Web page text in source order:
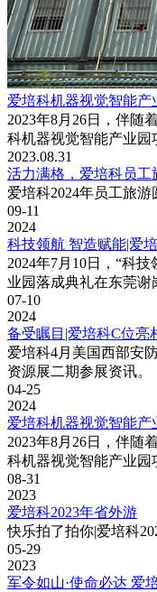
爱培科机器视觉智能产
2023年8月26日，伴随
科机器视觉智能产业园
2023.08.31
活力满格，爱培科员工
爱培科2024年员工旅游
09-11
2024
科技领航 智造赋能|爱
2024年7月10日，“科
业园落成典礼在东莞谢
07-10
2024
备受瞩目|爱培科C位亮
爱培科4月美国西部安
资源展二期参展资讯。
04-25
2024
爱培科机器视觉智能产
2023年8月26日，伴随
科机器视觉智能产业园
08-31
2023
爱培科2023年省外游
快乐拍了拍你|爱培科
05-29
2023
军令如山·使命必达 爱